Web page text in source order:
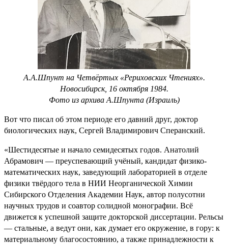
А.А.Шпунт на Четвёртых «Рериховских Чтениях».
Новосибирск, 16 октября 1984.
Фото из архива А.Шпунта (Израиль)
Вот что писал об этом периоде его давний друг, доктор
биологических наук, Сергей Владимирович Сперанский.
«Шестидесятые и начало семидесятых годов. Анатолий
Абрамович — преуспевающий учёный, кандидат физико-
математических наук, заведующий лабораторией в отделе
физики твёрдого тела в НИИ Неорганической Химии
Сибирского Отделения Академии Наук, автор полусотни
научных трудов и соавтор солидной монографии. Всё
движется к успешной защите докторской диссертации. Рельсы
— стальные, а ведут они, как думает его окружение, в гору: к
материальному благосостоянию, а также принадлежности к